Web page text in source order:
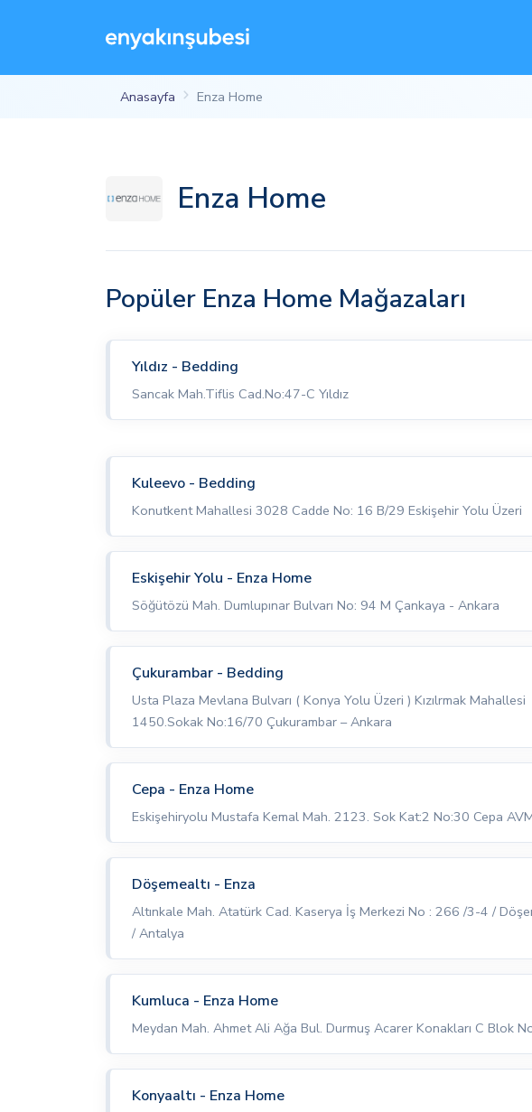
Anasayfa Enza Home
Enza Home
Popüler Enza Home Mağazaları
Yıldız - Bedding
Sancak Mah.Tiflis Cad.No:47-C Yıldız
Kuleevo - Bedding
Konutkent Mahallesi 3028 Cadde No: 16 B/29 Eskişehir Yolu Üzeri
Eskişehir Yolu - Enza Home
Söğütözü Mah. Dumlupınar Bulvarı No: 94 M Çankaya - Ankara
Çukurambar - Bedding
Usta Plaza Mevlana Bulvarı ( Konya Yolu Üzeri ) Kızılrmak Mahallesi
1450.Sokak No:16/70 Çukurambar – Ankara
Cepa - Enza Home
Eskişehiryolu Mustafa Kemal Mah. 2123. Sok Kat:2 No:30 Cepa
Döşemealtı - Enza
Altınkale Mah. Atatürk Cad. Kaserya İş Merkezi No : 266 /3-4 /
/ Antalya
Kumluca - Enza Home
Meydan Mah. Ahmet Ali Ağa Bul. Durmuş Acarer Konakları C Blok
Konyaaltı - Enza Home